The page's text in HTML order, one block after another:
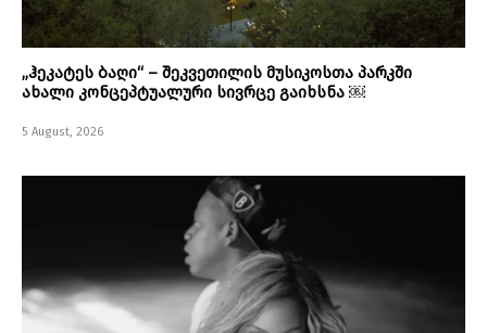
„ჰეკატეს ბაღი“ – შეკვეთილის მუსიკოსთა პარკში
ახალი კონცეპტუალური სივრცე გაიხსნა ￼
5 August, 2026